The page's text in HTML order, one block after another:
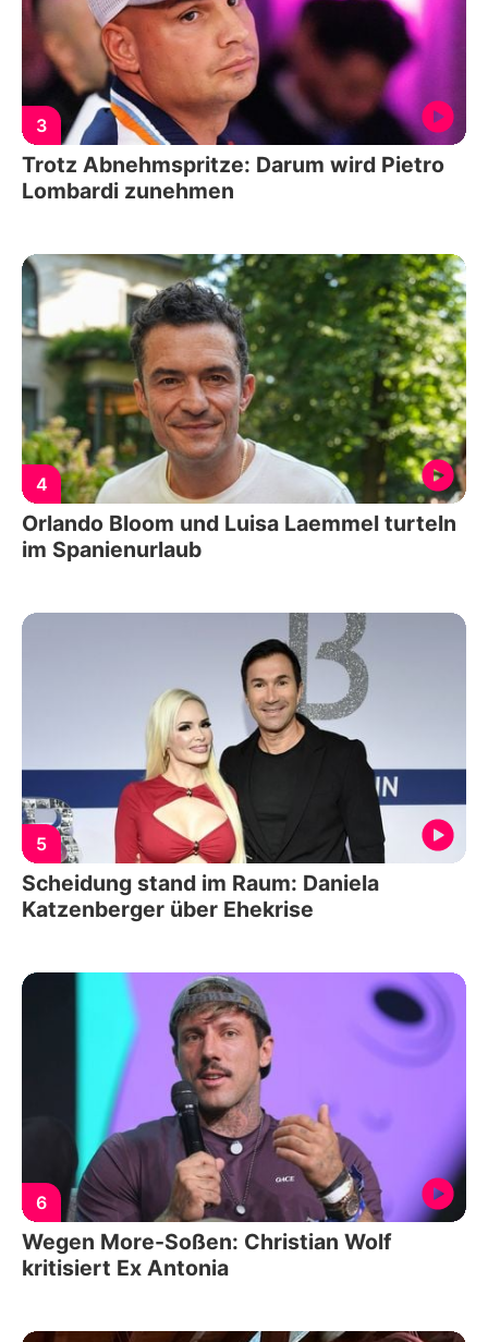
3
Trotz Abnehmspritze: Darum wird Pietro
Lombardi zunehmen
4
Orlando Bloom und Luisa Laemmel turteln
im Spanienurlaub
5
Scheidung stand im Raum: Daniela
Katzenberger über Ehekrise
6
Wegen More-Soßen: Christian Wolf
kritisiert Ex Antonia